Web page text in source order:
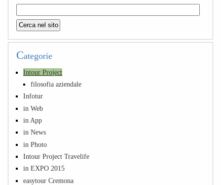
Categorie
Intour Project
filosofia aziendale
Infotur
in Web
in App
in News
in Photo
Intour Project Travelife
in EXPO 2015
easytour Cremona